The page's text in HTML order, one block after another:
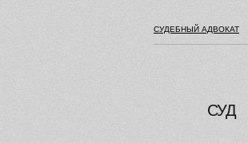
СУДЕБНЫЙ АДВОКАТ
СУД